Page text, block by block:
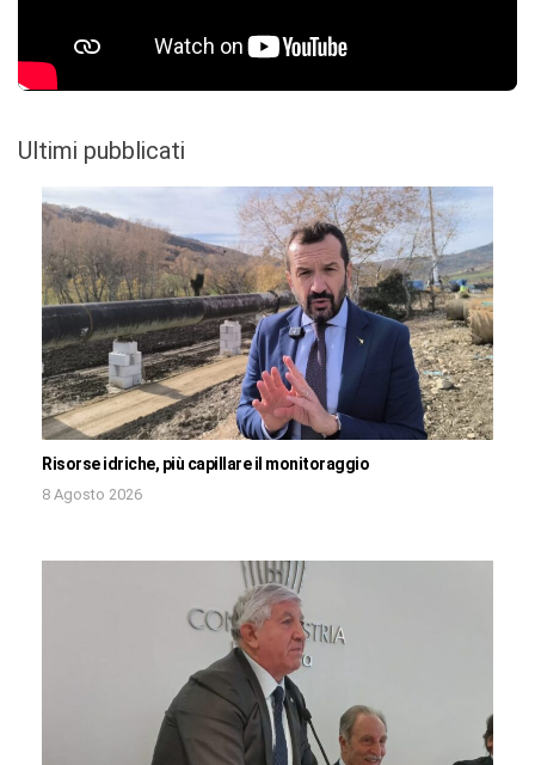
Ultimi pubblicati
Risorse idriche, più capillare il monitoraggio
8 Agosto 2026